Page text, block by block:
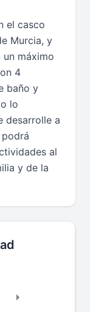
el casco
Murcia, y
máximo
4
baño y
lo
desarrolle a
al
y de la